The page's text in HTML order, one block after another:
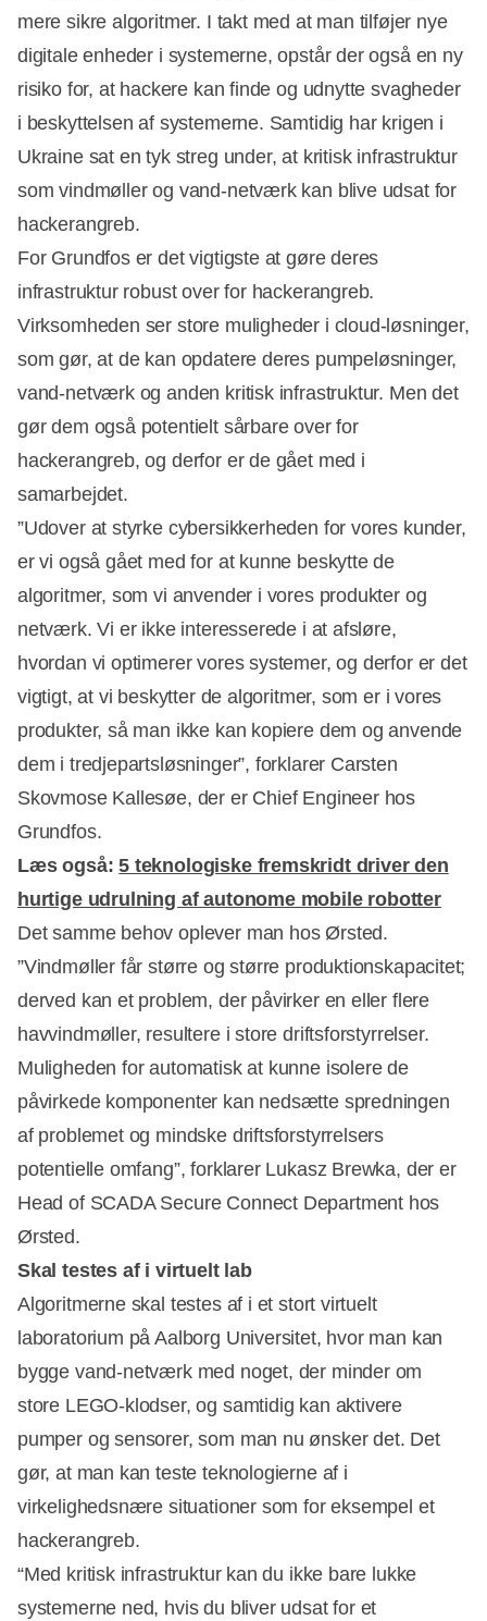
mere sikre algoritmer. I takt med at man tilføjer nye
digitale enheder i systemerne, opstår der også en ny
risiko for, at hackere kan finde og udnytte svagheder
i beskyttelsen af systemerne. Samtidig har krigen i
Ukraine sat en tyk streg under, at kritisk infrastruktur
som vindmøller og vand-netværk kan blive udsat for
hackerangreb.
For Grundfos er det vigtigste at gøre deres
infrastruktur robust over for hackerangreb.
Virksomheden ser store muligheder i cloud-løsninger,
som gør, at de kan opdatere deres pumpeløsninger,
vand-netværk og anden kritisk infrastruktur. Men det
gør dem også potentielt sårbare over for
hackerangreb, og derfor er de gået med i
samarbejdet.
”Udover at styrke cybersikkerheden for vores kunder,
er vi også gået med for at kunne beskytte de
algoritmer, som vi anvender i vores produkter og
netværk. Vi er ikke interesserede i at afsløre,
hvordan vi optimerer vores systemer, og derfor er det
vigtigt, at vi beskytter de algoritmer, som er i vores
produkter, så man ikke kan kopiere dem og anvende
dem i tredjepartsløsninger”, forklarer Carsten
Skovmose Kallesøe, der er Chief Engineer hos
Grundfos.
Læs også:5 teknologiske fremskridt driver den
hurtige udrulning af autonome mobile robotter
Det samme behov oplever man hos Ørsted.
”Vindmøller får større og større produktionskapacitet;
derved kan et problem, der påvirker en eller flere
havvindmøller, resultere i store driftsforstyrrelser.
Muligheden for automatisk at kunne isolere de
påvirkede komponenter kan nedsætte spredningen
af problemet og mindske driftsforstyrrelsers
potentielle omfang”, forklarer Lukasz Brewka, der er
Head of SCADA Secure Connect Department hos
Ørsted.
Skal testes af i virtuelt lab
Algoritmerne skal testes af i et stort virtuelt
laboratorium på Aalborg Universitet, hvor man kan
bygge vand-netværk med noget, der minder om
store LEGO-klodser, og samtidig kan aktivere
pumper og sensorer, som man nu ønsker det. Det
gør, at man kan teste teknologierne af i
virkelighedsnære situationer som for eksempel et
hackerangreb.
“Med kritisk infrastruktur kan du ikke bare lukke
systemerne ned, hvis du bliver udsat for et